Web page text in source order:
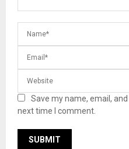
Save my name, email,
next time I comment.